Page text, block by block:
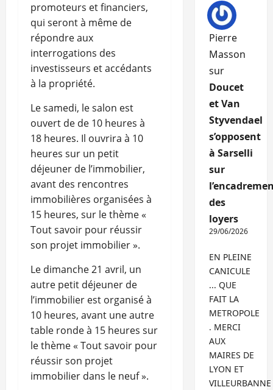
promoteurs et financiers,
qui seront à même de
répondre aux
interrogations des
investisseurs et accédants
à la propriété.
Le samedi, le salon est
ouvert de de 10 heures à
18 heures. Il ouvrira à 10
heures sur un petit
déjeuner de l’immobilier,
avant des rencontres
immobilières organisées à
15 heures, sur le thème «
Tout savoir pour réussir
son projet immobilier ».
Le dimanche 21 avril, un
autre petit déjeuner de
l’immobilier est organisé à
10 heures, avant une autre
table ronde à 15 heures sur
le thème « Tout savoir pour
réussir son projet
immobilier dans le neuf ».
Pierre
Masson
sur
Doucet
et Van
Styvendael
s’opposent
à Sarselli
sur
des
loyers
29/06/2026
EN PLEINE
CANICULE
... QUE
FAIT LA
METROPOLE
. MERCI
AUX
MAIRES DE
LYON ET
VILLEURBANNE